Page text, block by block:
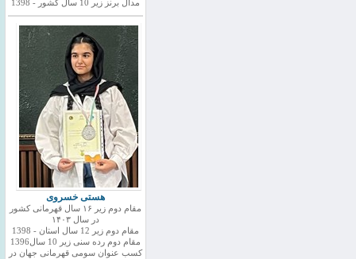
مدال برنز زیر 10 سال کشور - 1398
هستی خسروی
مقام دوم زیر ۱۶ سال قهرمانی کشور
در سال ۱۴۰۳
مقام دوم زیر 12 سال استان - 1398
مقام دوم رده سنی زیر 10 سال1396
کسب عنوان سومی قهرمانی جهان در